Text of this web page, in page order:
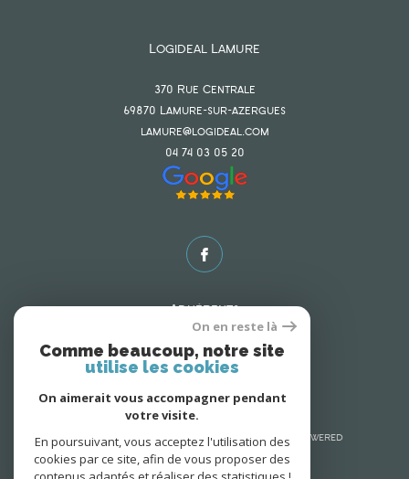
Logideal Lamure
370 Rue Centrale
69870 lamure-sur-azergues
lamure@logideal.com
04 74 03 05 20
© 2026 | Tous droits réservés | Traduction powered
by Google |
Nos honoraires
On en reste là
Comme beaucoup, notre site
utilise les cookies
On aimerait vous accompagner pendant
votre visite.
En poursuivant, vous acceptez l'utilisation des
cookies par ce site, afin de vous proposer des